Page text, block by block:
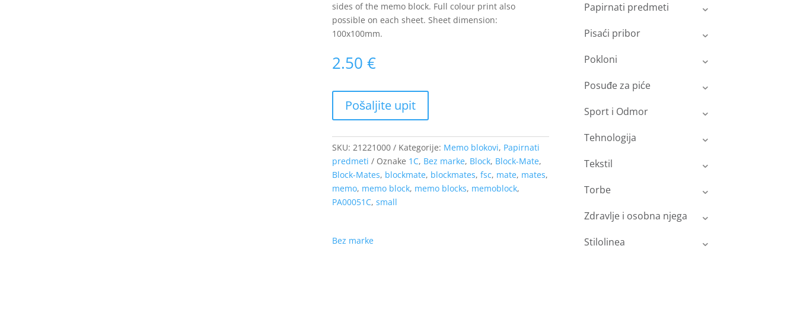
sides of the memo block. Full colour print also
possible on each sheet. Sheet dimension:
100x100mm.
2.50 €
SKU: 21221000 Kategorije: Memo blokovi, Papirnati
predmeti
Oznake 1C, Bez marke, Block, Block-Mate,
Block-Mates, blockmate, blockmates, fsc, mate, mates,
memo, memo block, memo blocks, memoblock,
PA00051C, small
Bez marke
Papirnati predmeti
Pisaći pribor
Pokloni
Posuđe za piće
Sport i Odmor
Tehnologija
Tekstil
Torbe
Zdravlje i osobna njega
Stilolinea